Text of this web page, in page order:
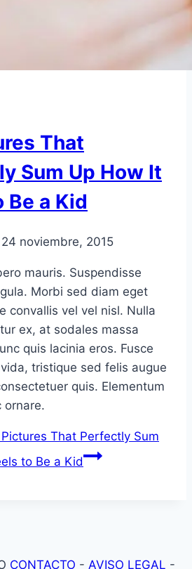
That
Sum Up How It
Be a Kid
24 noviembre, 2015
mauris. Suspendisse
Morbi sed diam eget
convallis vel vel nisl. Nulla
ex, at sodales massa
quis lacinia eros. Fusce
tristique sed felis augue
quis. Elementum
ornare.
Pictures That Perfectly Sum
to Be a Kid
CONTACTO - AVISO LEGAL -